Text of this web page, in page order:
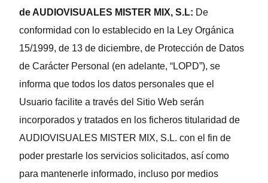
de AUDIOVISUALES MISTER MIX, S.L: De
conformidad con lo establecido en la Ley Orgánica
15/1999, de 13 de diciembre, de Protección de Datos
de Carácter Personal (en adelante, “LOPD”), se
informa que todos los datos personales que el
Usuario facilite a través del Sitio Web serán
incorporados y tratados en los ficheros titularidad de
AUDIOVISUALES MISTER MIX, S.L. con el fin de
poder prestarle los servicios solicitados, así como
para mantenerle informado, incluso por medios